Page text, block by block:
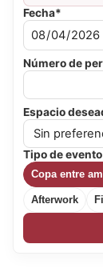
Fecha*
Número de
Espacio
Tipo de evento
Copa entre
Afterwork